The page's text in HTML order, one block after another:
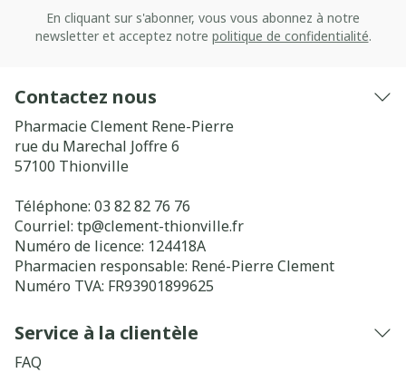
En cliquant sur s'abonner, vous vous abonnez à notre
newsletter et acceptez notre politique de confidentialité.
Contactez nous
Pharmacie Clement Rene-Pierre
rue du Marechal Joffre 6
57100 Thionville
Téléphone: 03 82 82 76 76
Courriel: tp@clement-thionville.fr
Numéro de licence: 124418A
Pharmacien responsable: René-Pierre Clement
Numéro TVA: FR93901899625
Service à la clientèle
FAQ